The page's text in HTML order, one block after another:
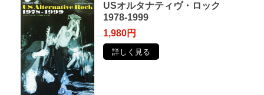
USオルタナティヴ・ロック
1978-1999
1,980円
詳しく見る